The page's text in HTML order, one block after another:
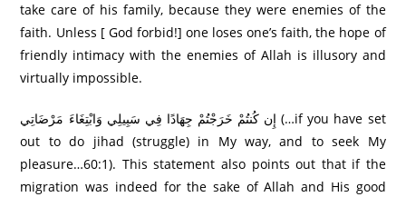
take care of his family, because they were enemies of the
faith. Unless [ God forbid!] one loses one’s faith, the hope of
friendly intimacy with the enemies of Allah is illusory and
virtually impossible.
إِن كُنتُمْ خَرَ‌جْتُمْ جِهَادًا فِي سَبِيلِي وَابْتِغَاءَ مَرْ‌ضَاتِي (…if you have set
out to do jihad (struggle) in My way, and to seek My
pleasure…60:1). This statement also points out that if the
migration was indeed for the sake of Allah and His good